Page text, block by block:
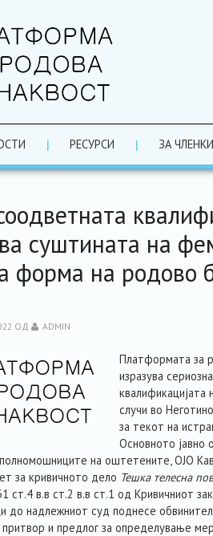
РЕСУРСИ ЗА
суштината на
форма на родово
ОД ADMIN
Платформата за
изразува
квалификацијата
случи во
за текот на
Основното јавно
на оштетените, ОЈО
за кривичното дело Тешка телесна
ст.4 в.в ст.2 в.в ст.1 од Кривичниот
до надлежниот суд поднесе
и предлог за определување